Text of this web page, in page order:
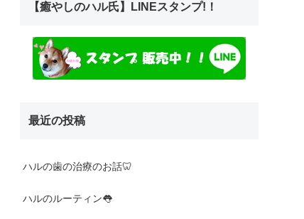
【癒やしのハル氏】LINEスタンプ!！
最近の投稿
ハルの歯の治療のお話🦷
ハルのルーティン👅